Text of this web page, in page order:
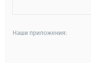
Наши приложения: